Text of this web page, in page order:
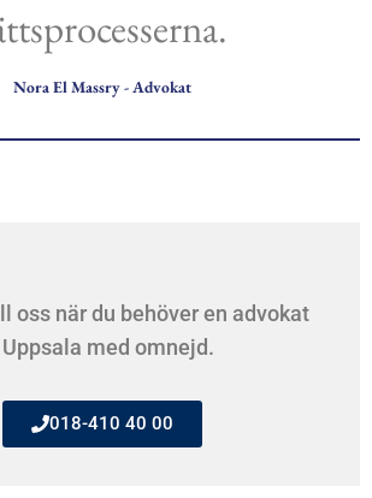
Nora El Massry - Advokat
oss när du behöver en advokat
med omnejd.
018-410 40 00